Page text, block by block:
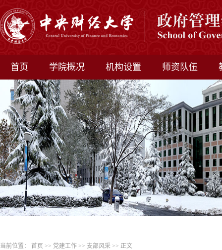
首页 学院概况 机构设置 师资队伍
当前位置： 首页 >> 党建工作 >> 支部风采 >> 正文